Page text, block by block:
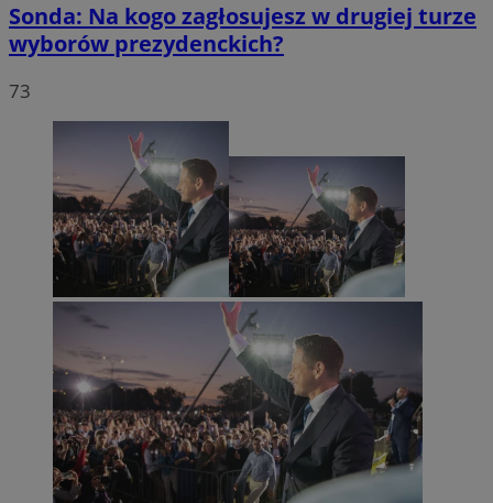
Sonda: Na kogo zagłosujesz w drugiej turze
wyborów prezydenckich?
73